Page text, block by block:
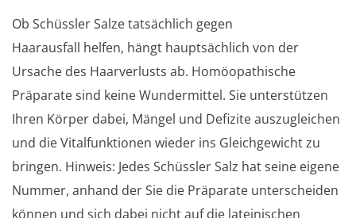
Ob Schüssler Salze tatsächlich gegen
Haarausfall helfen, hängt hauptsächlich von der
Ursache des Haarverlusts ab. Homöopathische
Präparate sind keine Wundermittel. Sie unterstützen
Ihren Körper dabei, Mängel und Defizite auszugleichen
und die Vitalfunktionen wieder ins Gleichgewicht zu
bringen. Hinweis: Jedes Schüssler Salz hat seine eigene
Nummer, anhand der Sie die Präparate unterscheiden
können und sich dabei nicht auf die lateinischen